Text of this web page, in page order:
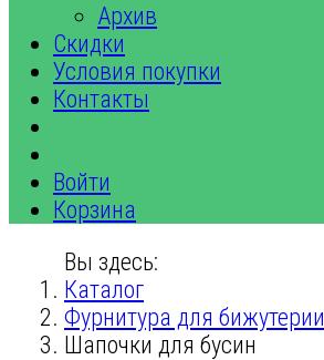
Архив
Скидки
Условия покупки
Контакты
Войти
Корзина
Вы здесь:
Каталог
Фурнитура для бижутерии
Шапочки для бусин